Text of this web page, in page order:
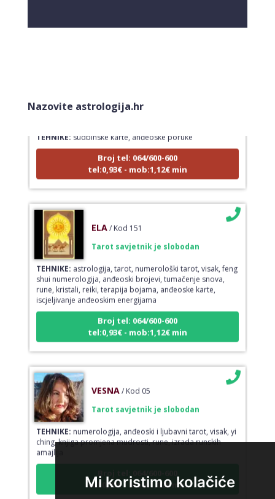
Mi koristimo kolačiće
Nazovite astrologija.hr
Tarot savjetnik je zauzet
TEHNIKE: sudbinske karte, anđeoske poruke
Broj tel: 064/600-600
tel:0,93€ - mob:1,12€ min
ELA / Kod 151
Tarot savjetnik je slobodan
TEHNIKE: astrologija, tarot, numerološki tarot, visak, feng
shui numerologija, anđeoski brojevi, tumačenje snova,
rune, kristali, reiki, terapija bojama, anđeoske karte,
iscjeljivanje anđeoskim energijama
Broj tel: 064/600-600
tel:0,93€ - mob:1,12€ min
VESNA / Kod 05
Tarot savjetnik je slobodan
TEHNIKE: numerologija, anđeoski i ljubavni tarot, visak, yi
ching, knjiga promjena mudrosti, rune, izrada runskih
amajlija
tel:0,93€ - mob:1,12€ min